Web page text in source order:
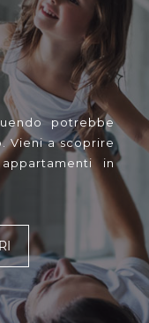
potrebbe
Vieni a scoprire
in